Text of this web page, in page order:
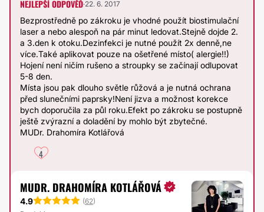
NEJLEPŠÍ ODPOVĚĎ·22. 6. 2017
Bezprostředně po zákroku je vhodné použít biostimulační
laser a nebo alespoň na pár minut ledovat.Stejně dojde 2.
a 3.den k otoku.Dezinfekci je nutné použít 2x denně,ne
více.Také aplikovat pouze na ošetřené místo( alergie!!)
Hojení není ničím rušeno a stroupky se začínají odlupovat
5-8 den.
Místa jsou pak dlouho světle růžová a je nutná ochrana
před slunečními paprsky!Není jizva a možnost korekce
bych doporučila za půl roku.Efekt po zákroku se postupně
ještě zvýrazní a doladění by mohlo být zbytečné.
MUDr. Drahomíra Kotlářová
4
MUDR. DRAHOMÍRA KOTLÁŘOVÁ
4.9 (62)